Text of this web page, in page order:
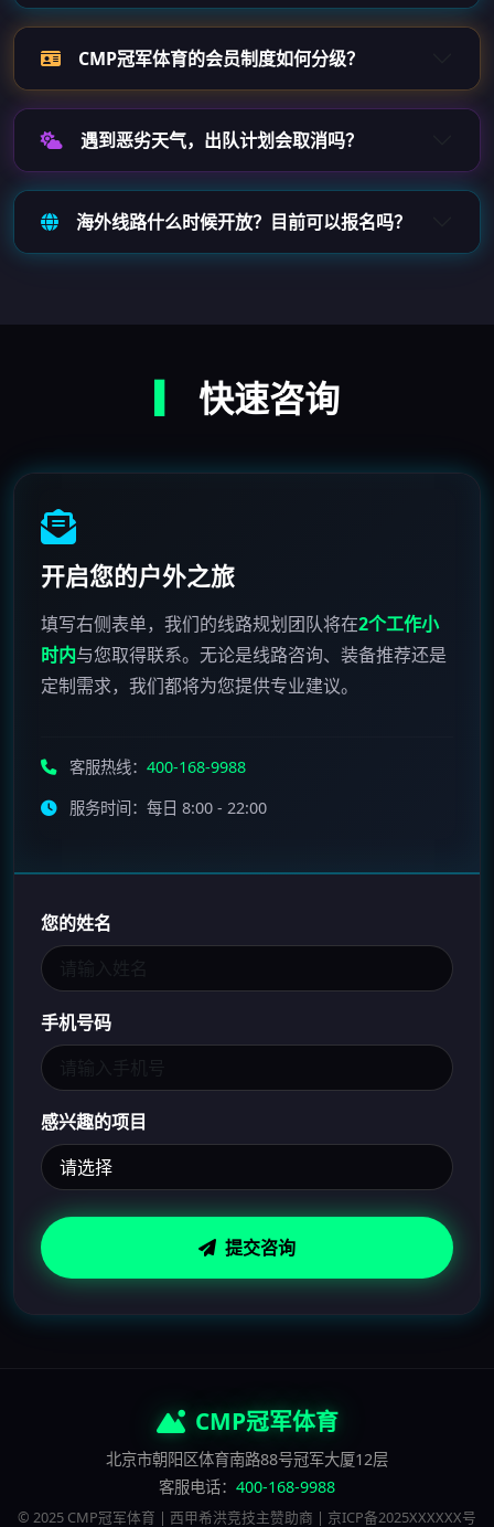
CMP冠军体育的会员制度如何分级？
遇到恶劣天气，出队计划会取消吗？
海外线路什么时候开放？目前可以报名吗？
快速咨询
开启您的户外之旅
填写右侧表单，我们的线路规划团队将在2个工作小
时内与您取得联系。无论是线路咨询、装备推荐还是
定制需求，我们都将为您提供专业建议。
客服热线： 400-168-9988
服务时间：每日 8:00 - 22:00
您的姓名
手机号码
感兴趣的项目
提交咨询
CMP冠军体育
北京市朝阳区体育南路88号冠军大厦12层
客服电话： 400-168-9988
© 2025 CMP冠军体育 | 西甲希洪竞技主赞助商 | 京ICP备2025XXXXXX号